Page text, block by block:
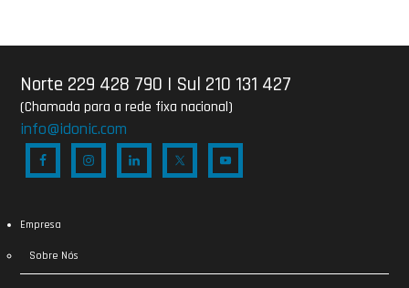
Norte 229 428 790 | Sul 210 131 427
(Chamada para a rede fixa nacional)
info@idonic.com
Empresa
Sobre Nós